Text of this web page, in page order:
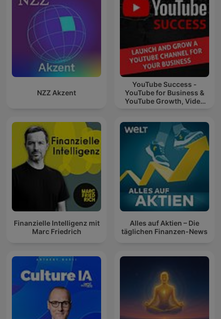
NZZ Akzent
YouTube Success -
YouTube for Business &
YouTube Growth, Video
Finanzielle Intelligenz mit
Marc Friedrich
Alles auf Aktien – Die
täglichen Finanzen-News